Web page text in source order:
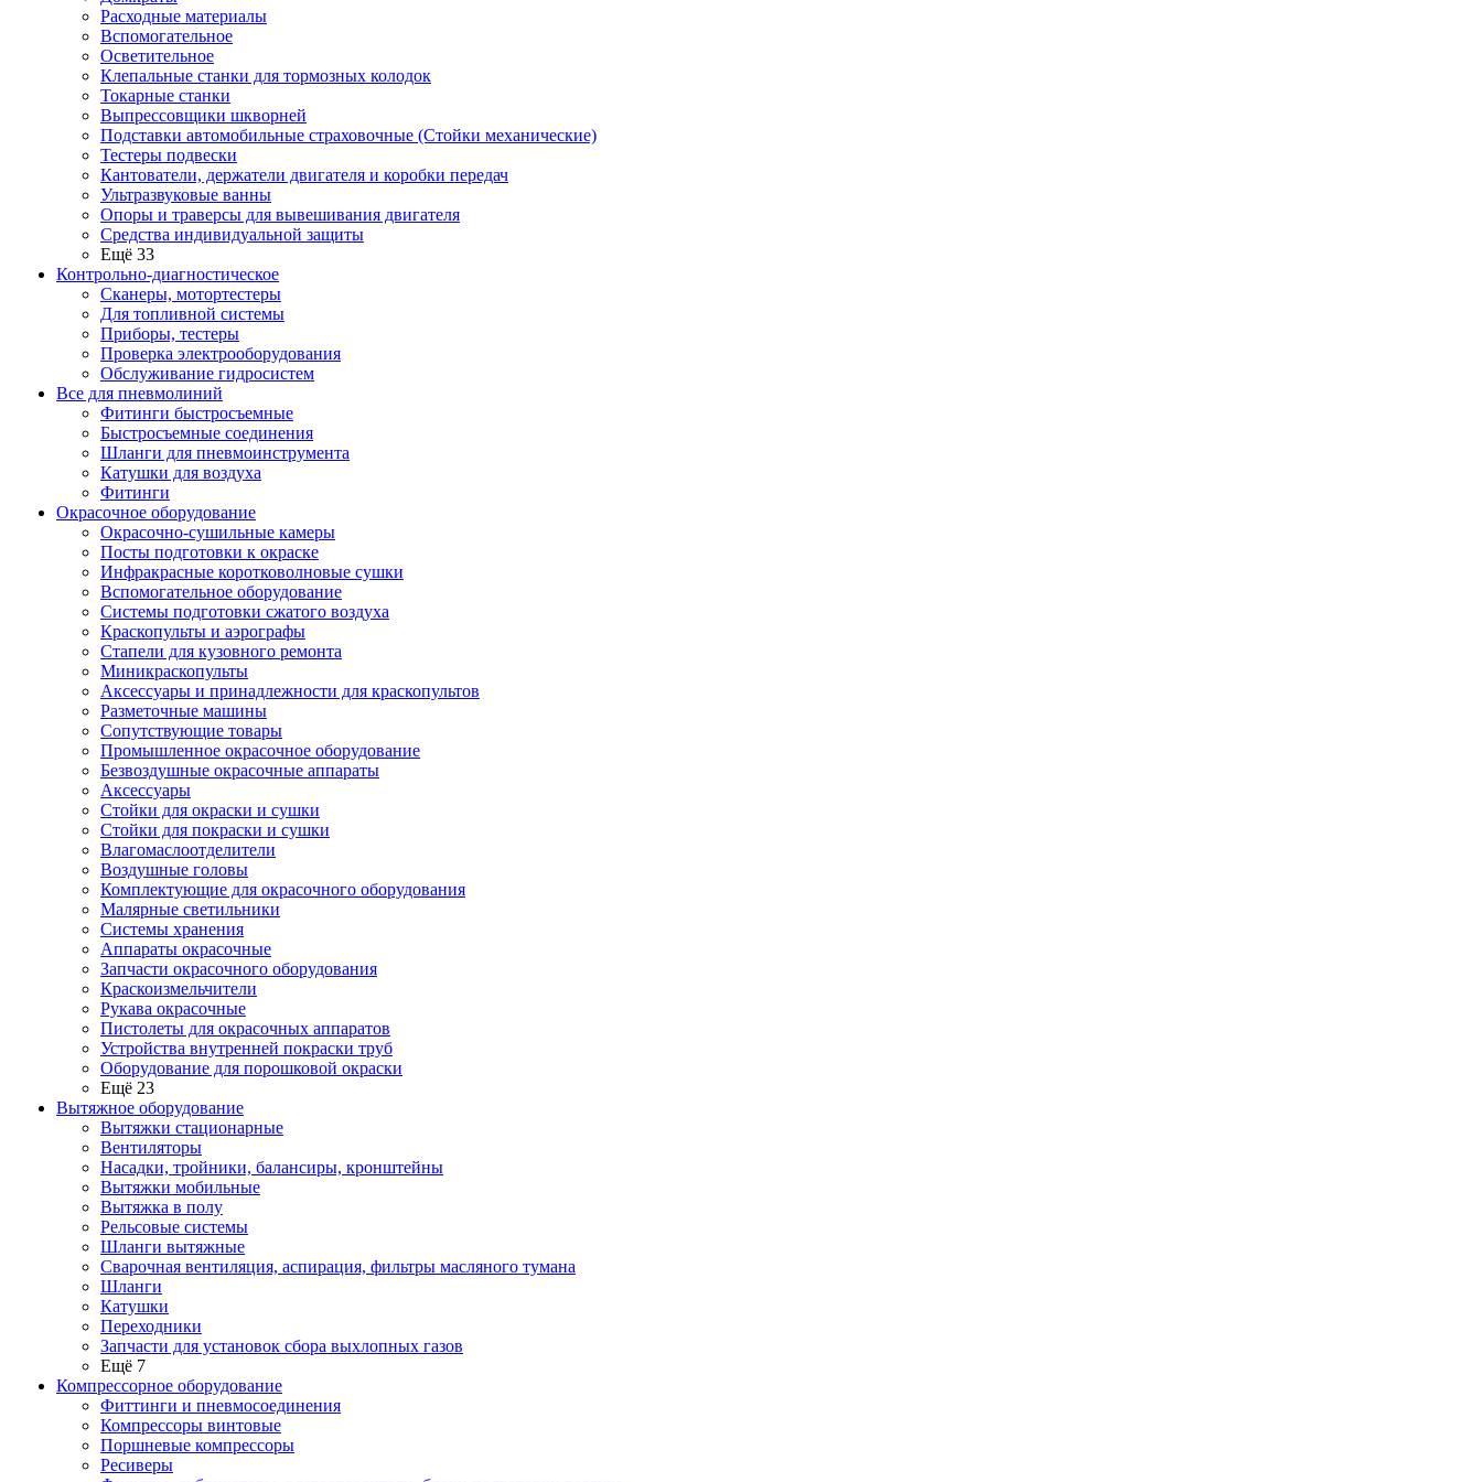
Расходные материалы
Вспомогательное
Осветительное
Клепальные станки для тормозных колодок
Токарные станки
Выпрессовщики шкворней
Подставки автомобильные страховочные (Стойки механические)
Тестеры подвески
Кантователи, держатели двигателя и коробки передач
Ультразвуковые ванны
Опоры и траверсы для вывешивания двигателя
Средства индивидуальной защиты
Ещё 33
Контрольно-диагностическое
Сканеры, мотортестеры
Для топливной системы
Приборы, тестеры
Проверка электрооборудования
Обслуживание гидросистем
Все для пневмолиний
Фитинги быстросъемные
Быстросъемные соединения
Шланги для пневмоинструмента
Катушки для воздуха
Фитинги
Окрасочное оборудование
Окрасочно-сушильные камеры
Посты подготовки к окраске
Инфракрасные коротковолновые сушки
Вспомогательное оборудование
Системы подготовки сжатого воздуха
Краскопульты и аэрографы
Стапели для кузовного ремонта
Миникраскопульты
Аксессуары и принадлежности для краскопультов
Разметочные машины
Сопутствующие товары
Промышленное окрасочное оборудование
Безвоздушные окрасочные аппараты
Аксессуары
Стойки для окраски и сушки
Стойки для покраски и сушки
Влагомаслоотделители
Воздушные головы
Комплектующие для окрасочного оборудования
Малярные светильники
Системы хранения
Аппараты окрасочные
Запчасти окрасочного оборудования
Краскоизмельчители
Рукава окрасочные
Пистолеты для окрасочных аппаратов
Устройства внутренней покраски труб
Оборудование для порошковой окраски
Ещё 23
Вытяжное оборудование
Вытяжки стационарные
Вентиляторы
Насадки, тройники, балансиры, кронштейны
Вытяжки мобильные
Вытяжка в полу
Рельсовые системы
Шланги вытяжные
Сварочная вентиляция, аспирация, фильтры масляного тумана
Шланги
Катушки
Переходники
Запчасти для установок сбора выхлопных газов
Ещё 7
Компрессорное оборудование
Фиттинги и пневмосоединения
Компрессоры винтовые
Поршневые компрессоры
Ресиверы